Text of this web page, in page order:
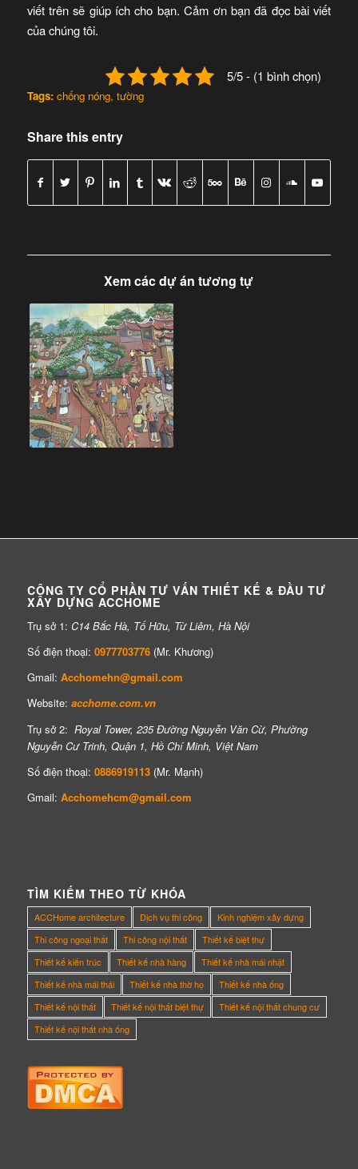
viết trên sẽ giúp ích cho bạn. Cảm ơn bạn đã đọc bài viết
của chúng tôi.
5/5 - (1 bình chọn)
Tags: chống nóng, tường
Share this entry
Xem các dự án tương tự
CÔNG TY CỔ PHẦN TƯ VẤN THIẾT KẾ & ĐẦU TƯ
XÂY DỰNG ACCHOME
Trụ sở 1: C14 Bắc Hà, Tố Hữu, Từ Liêm, Hà Nội
Số điện thoại: 0977703776(Mr. Khương)
Gmail: Acchomehn@gmail.com
Website: acchome.com.vn
Trụ sở 2: Royal Tower, 235 Đường Nguyễn Văn Cừ, Phường
Nguyễn Cư Trinh, Quận 1, Hồ Chí Minh, Việt Nam
Số điện thoại: 0886919113(Mr. Mạnh)
Gmail: Acchomehcm@gmail.com
TÌM KIẾM THEO TỪ KHÓA
ACCHome architecture Dịch vụ thi công
Kinh nghiệm xây dựng
Thi công ngoại thất
Thi công nội thất
Thiết kế biệt thự
Thiết kế kiến trúc
Thiết kế nhà hàng
Thiết kế nhà mái nhật
Thiết kế nhà mái thái
Thiết kế nhà thờ họ
Thiết kế nhà ống
Thiết kế nội thất
Thiết kế nội thất biệt thự
Thiết kế nội thất chung cư
Thiết kế nội thất nhà ống